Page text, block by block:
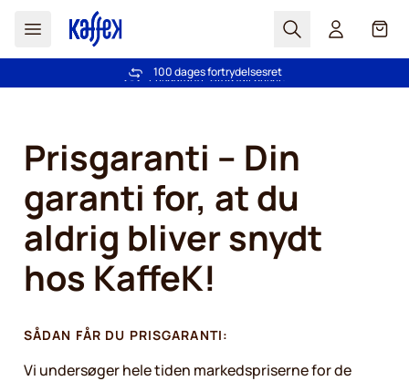
Søg Cart
Fri fragt ved køb over 349 kr.
100 dages fortrydelsesret
Prisgaranti – Din
garanti for, at du
aldrig bliver snydt
hos KaffeK!
SÅDAN FÅR DU PRISGARANTI:
Vi undersøger hele tiden markedspriserne for de